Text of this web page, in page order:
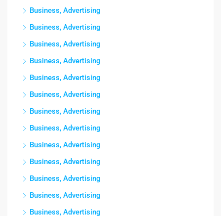
Business, Advertising
Business, Advertising
Business, Advertising
Business, Advertising
Business, Advertising
Business, Advertising
Business, Advertising
Business, Advertising
Business, Advertising
Business, Advertising
Business, Advertising
Business, Advertising
Business, Advertising